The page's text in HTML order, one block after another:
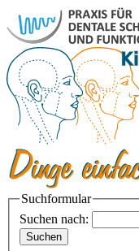
Suchformular
Suchen nach: